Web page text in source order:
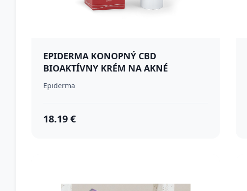
EPIDERMA KONOPNÝ CBD
BIOAKTÍVNY KRÉM NA AKNÉ
Epiderma
18.19 €